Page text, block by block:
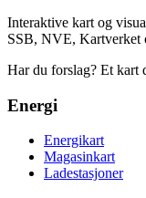
Interaktive kart og
SSB, NVE, Kartverket
Har du forslag? Et kart
Energi
Energikart
Magasinkart
Ladestasjoner